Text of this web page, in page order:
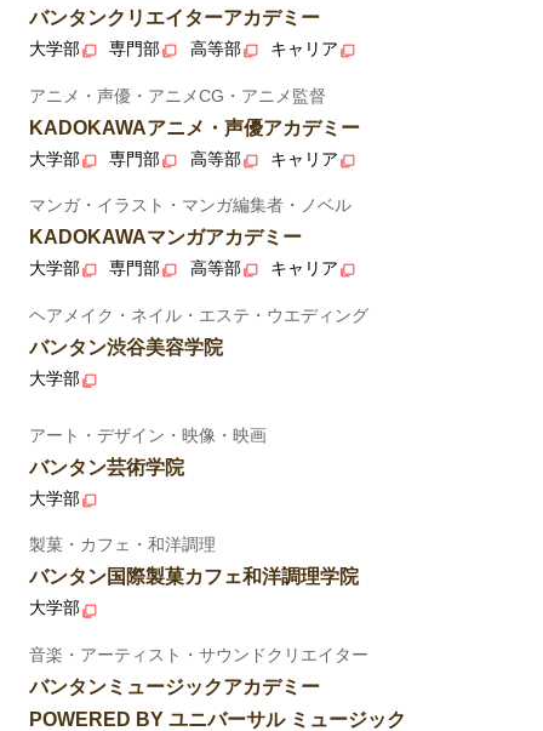
バンタンクリエイターアカデミー
大学部 専門部 高等部 キャリア
アニメ・声優・アニメCG・アニメ監督
KADOKAWAアニメ・声優アカデミー
大学部 専門部 高等部 キャリア
マンガ・イラスト・マンガ編集者・ノベル
KADOKAWAマンガアカデミー
大学部 専門部 高等部 キャリア
ヘアメイク・ネイル・エステ・ウエディング
バンタン渋谷美容学院
大学部
アート・デザイン・映像・映画
バンタン芸術学院
大学部
製菓・カフェ・和洋調理
バンタン国際製菓カフェ和洋調理学院
大学部
音楽・アーティスト・サウンドクリエイター
バンタンミュージックアカデミー
POWERED BY ユニバーサル ミュージック